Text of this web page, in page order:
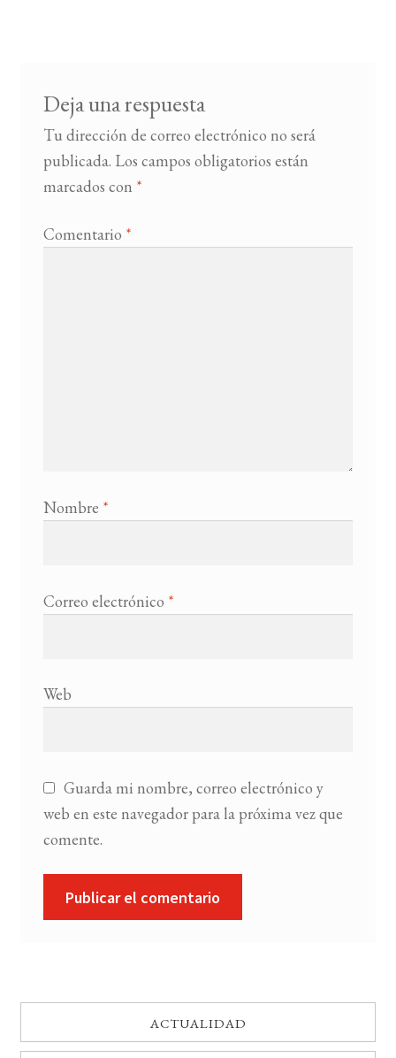
Deja una respuesta
Tu dirección de correo electrónico no será
publicada. Los campos obligatorios están
marcados con *
Comentario *
Nombre *
Correo electrónico *
Web
Guarda mi nombre, correo electrónico y
web en este navegador para la próxima vez que
comente.
ACTUALIDAD